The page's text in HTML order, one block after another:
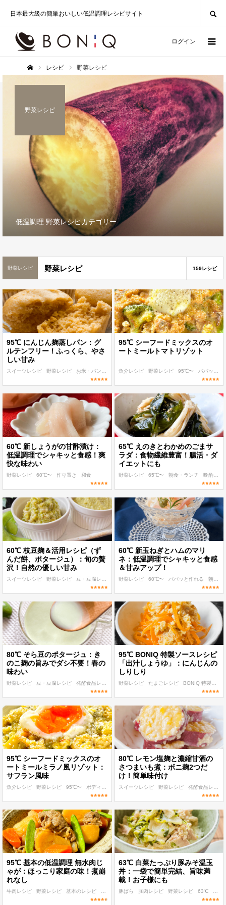
日本最大級の簡単おいしい低温調理レシピサイト
ログイン
ホーム
レシピ 野菜レシピ
野菜レシピ
低温調理 野菜レシピカテゴリー
野菜レシピ 野菜レシピ 159レシピ
95℃ にんじん麹蒸しパン：グ
ルテンフリー！ふっくら、やさ
しい甘み
スイーツレシピ 野菜レシピ お米・パン・パスタレシピ 95℃〜 作り置き
95℃ シーフードミックスのオ
ートミールトマトリゾット
魚介レシピ 野菜レシピ 95℃〜 パパッと作れる
60℃ 新しょうがの甘酢漬け：
低温調理でシャキッと食感！爽
快な味わい
野菜レシピ 60℃〜 作り置き 和食
65℃ えのきとわかめのごまサ
ラダ：食物繊維豊富！腸活・ダ
イエットにも
野菜レシピ 65℃〜 朝食・ランチ 晩酌
60℃ 枝豆麹＆活用レシピ（ず
んだ餅、ポタージュ）：旬の贅
沢！自然の優しい甘み
スイーツレシピ 野菜レシピ 豆・豆腐レシピ 発酵食品レシピ 低温調理 麹・発酵食レシピ
60℃ 新玉ねぎとハムのマリ
ネ：低温調理でシャキッと食感
＆甘みアップ！
野菜レシピ 60℃〜 パパッと作れる 朝食・ランチ
80℃ そら豆のポタージュ：き
のこ麹の旨みでダシ不要！春の
味わい
野菜レシピ 豆・豆腐レシピ 発酵食品レシピ 低温調理 麹・発酵食レシピ 80℃〜
95℃ BONIQ 特製ソースレシピ
「出汁しょうゆ」：にんじんの
しりしり
野菜レシピ たまごレシピ BONIQ 特製ソースレシピ
95℃ シーフードミックスのオ
ートミールミラノ風リゾット：
サフラン風味
魚介レシピ 野菜レシピ 95℃〜 ボディメイク ダイエット
80℃ レモン塩麹と濃縮甘酒の
さつまいも煮：ボニ麹2つだ
け！簡単味付け
スイーツレシピ 野菜レシピ 発酵食品レシピ
95℃ 基本の低温調理 無水肉じ
ゃが：ほっこり家庭の味！煮崩
れなし
牛肉レシピ 野菜レシピ 基本のレシピ 作り置き
63℃ 白菜たっぷり豚みそ温玉
丼：一袋で簡単完結、旨味満
載！お子様にも
豚ばら 豚肉レシピ 野菜レシピ 63℃